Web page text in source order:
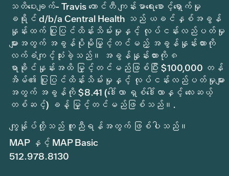
သတိပေးချက်- Travis ကောင်တီ ကျန်းမာရေးစောင့်ရှောက်မှု
ခရိုင် d/b/a Central Health သည် ယခင်နှစ်အခွန်
နှုန်းထက် ပြုပြင်ထိန်းသိမ်းမှုနှင့် လုပ်ငန်းလည်ပတ်မှု
များအတွက် အခွန်ပိုမိုမြှင့်တင်မည့် အခွန်နှုန်းထားကို
လက်ခံကျင့်သုံးခဲ့သည်။ အခွန်နှုန်းထားကို ၈
ရာခိုင်နှုန်းအထိ မြှင့်တင်မည်ဖြစ်ပြီး $100,000 တန်
အိမ်၏ ပြုပြင်ထိန်းသိမ်းမှုနှင့် လုပ်ငန်းလည်ပတ်မှုများ
အတွက် အခွန်ကို $8.41 (ဒေါ်လာ ရှစ်ဒေါ်လာနှင့် လေးဆယ့်
တစ်ဆင့်) ခန့် မြှင့်တင်မည်ဖြစ်သည်။.
ကျွန်ုပ်တို့သည် ကူညီရန်အတွက် ဖြစ်ပါသည်။
MAP နှင့် MAP Basic
512.978.8130